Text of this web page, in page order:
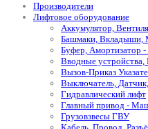
Производители
Лифтовое оборудование
Аккумулятор,
Башмаки, Вкладыши,
Буфер, Амортизатор
Вводные
Вызов-Приказ
Выключатель,
Гидравлический лифт
Главный привод -
Грузовзвесы ГВУ